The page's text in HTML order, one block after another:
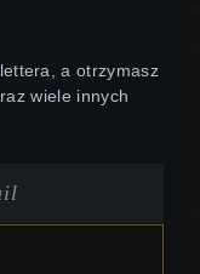
a otrzymasz
wiele innych